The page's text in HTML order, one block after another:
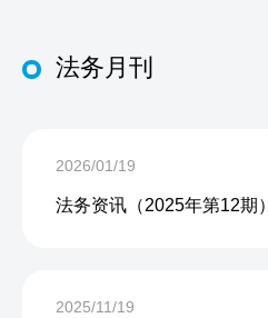
法务月刊
2026/01/19
法务资讯（2025年第12期）
2025/11/19